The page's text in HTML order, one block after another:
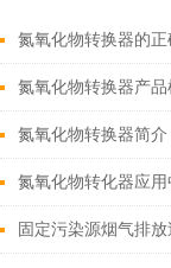
氮氧化物转换器的
氮氧化物转换器产
英文版
氮氧化物转换器简介
氮氧化物转化器应用
固定污染源烟气排放